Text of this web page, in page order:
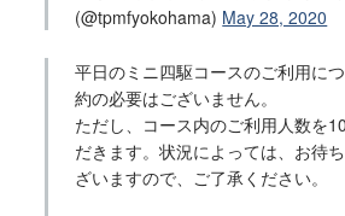
(@tpmfyokohama) May 28, 2020
平日のミニ四駆コースのご利用に
約の必要はございません。
ただし、コース内のご利用人数を
だきます。状況によっては、お待
ざいますので、ご了承ください。